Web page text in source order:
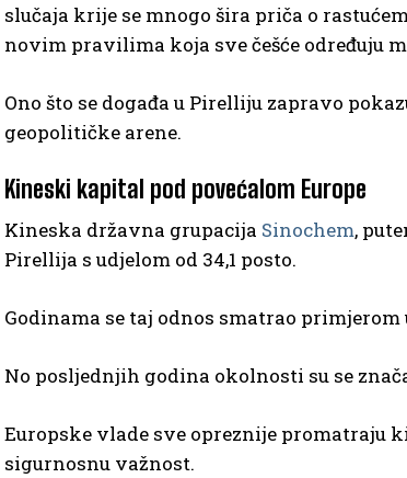
slučaja krije se mnogo šira priča o
novim pravilima koja sve češće određuju
Ono što se događa u Pirelliju zapravo
geopolitičke arene.
Kineski kapital pod povećalom Europe
Kineska državna grupacija Sinochem,
Pirellija s udjelom od 34,1 posto.
Godinama se taj odnos smatrao
No posljednjih godina okolnosti su se
Europske vlade sve opreznije promatraju
sigurnosnu važnost.